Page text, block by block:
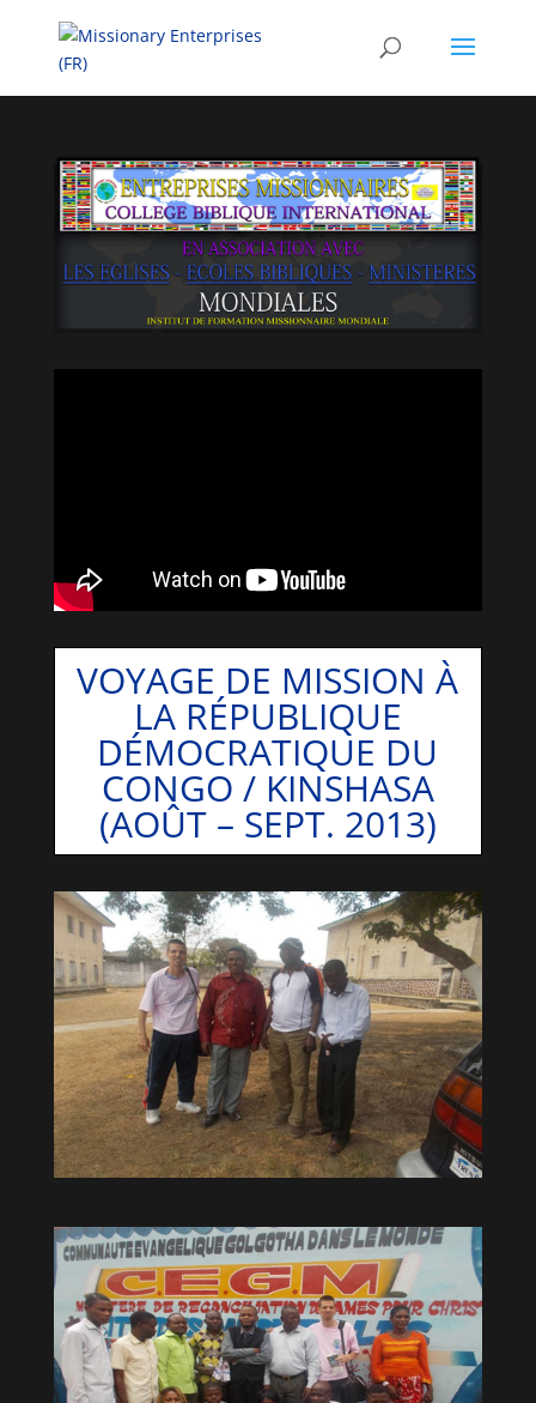
VOYAGE DE MISSION À
LA RÉPUBLIQUE
DÉMOCRATIQUE DU
CONGO / KINSHASA
(AOÛT – SEPT. 2013)